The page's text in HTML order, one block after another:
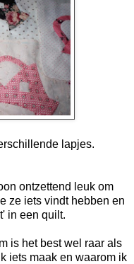
lapjes.
ontzettend leuk om
ze iets vindt hebben en
in een quilt.
is het best wel raar als
iets maak en waarom ik